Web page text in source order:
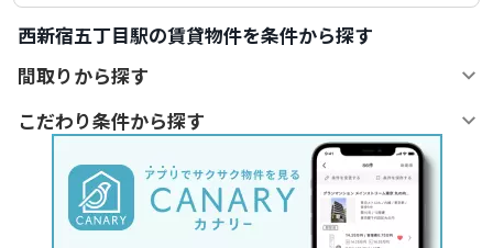
西新宿五丁目駅の賃貸物件を条件から探す
間取りから探す
こだわり条件から探す